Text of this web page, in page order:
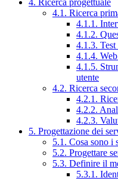
4. Ricerca progettuale
4.1. Ricerca
4.1.1.
4.1.2.
4.1.3.
4.1.4.
4.1.5.
utente
4.2. Ricerca
4.2.1.
4.2.2.
4.2.3.
5. Progettazione dei
5.1. Cosa sono i
5.2. Progettare
5.3. Definire il
5.3.1.